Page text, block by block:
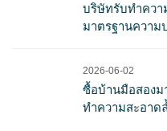
บริษัทรับทำควา
มาตรฐานความ
2026-06-02
ซื้อบ้านมือสองม
ทำความสะอาด